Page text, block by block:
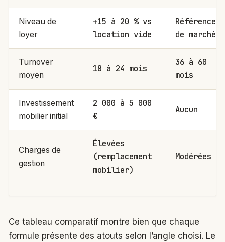
Niveau de
loyer
+15 à 20 % vs
location vide
Référence
de marché
Turnover
moyen
18 à 24 mois
36 à 60
mois
Investissement
mobilier initial
2 000 à 5 000
€
Aucun
Charges de
gestion
Élevées
(remplacement
mobilier)
Modérées
Ce tableau comparatif montre bien que chaque
formule présente des atouts selon l’angle choisi. Le